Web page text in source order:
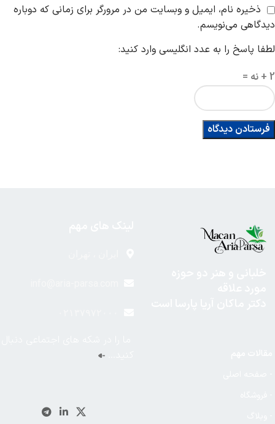
ذخیره نام، ایمیل و وبسایت من در مرورگر برای زمانی که دوباره
دیدگاهی می‌نویسم.
لطفا پاسخ را به عدد انگلیسی وارد کنید:
2 + نه =
کنید…